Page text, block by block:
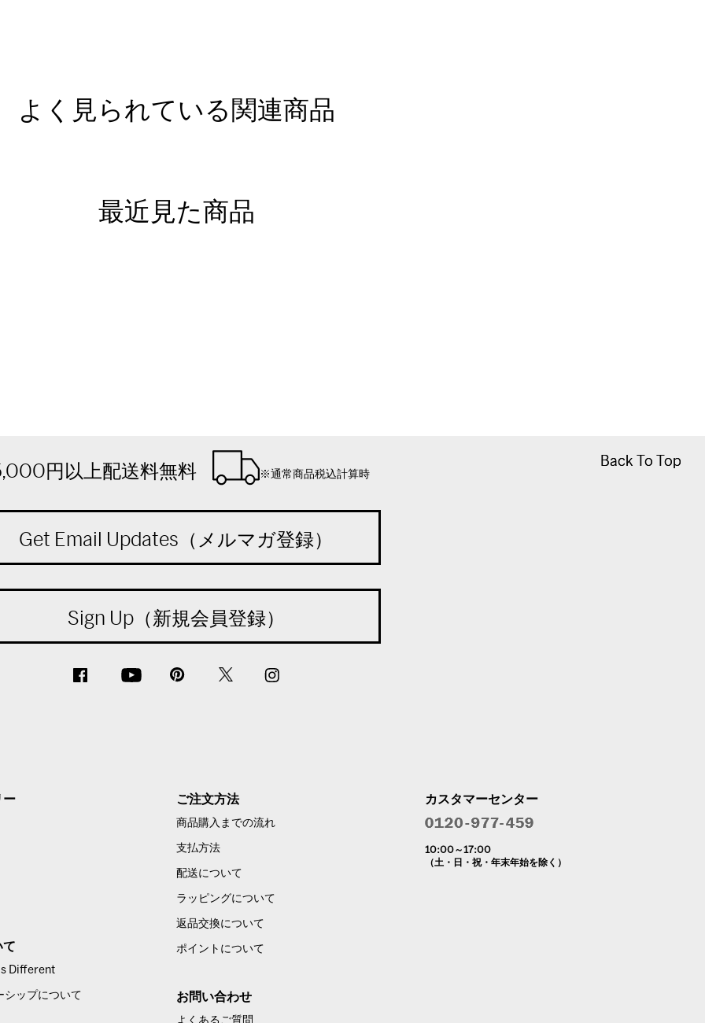
よく見られている関連商品
最近見た商品
Back To Top
Back To Top
円以上配送料無料 ※通常商品税込計算時
Get Email Updates（メルマガ登録）
Sign Up（新規会員登録）
ー
て
Different
シップについて
ご注文方法
商品購入までの流れ
支払方法
配送について
ラッピングについて
返品交換について
ポイントについて
お問い合わせ
よくあるご質問
カスタマーセンター
10:00～17:00
（土・日・祝・年末年始を除く）